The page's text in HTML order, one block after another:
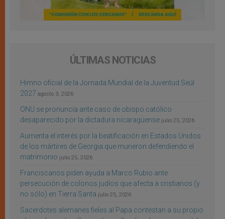
ÚLTIMAS NOTICIAS
Himno oficial de la Jornada Mundial de la Juventud Seúl
2027 agosto 3, 2026
ONU se pronuncia ante caso de obispo católico
desaparecido por la dictadura nicaragüense julio 25, 2026
Aumenta el interés por la beatificación en Estados Unidos
de los mártires de Georgia que murieron defendiendo el
matrimonio julio 25, 2026
Franciscanos piden ayuda a Marco Rubio ante
persecución de colonos judíos que afecta a cristianos (y
no sólo) en Tierra Santa julio 25, 2026
Sacerdotes alemanes fieles al Papa contestan a su propio